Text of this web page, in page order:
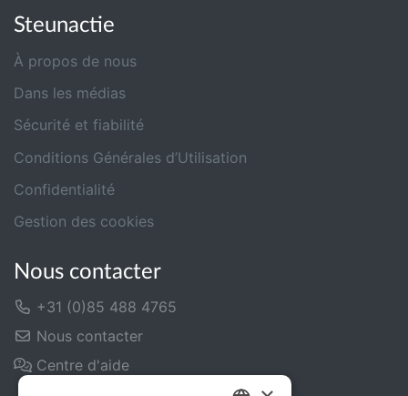
Steunactie
À propos de nous
Dans les médias
Sécurité et fiabilité
Conditions Générales d’Utilisation
Confidentialité
Gestion des cookies
Nous contacter
+31 (0)85 488 4765
Nous contacter
Centre d'aide